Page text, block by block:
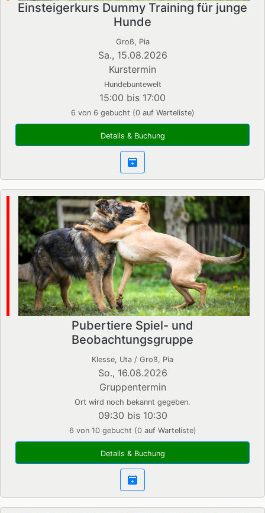
Einsteigerkurs Dummy Training für junge
Hunde
Groß, Pia
Sa., 15.08.2026
Kurstermin
Hundebuntewelt
15:00 bis 17:00
6 von 6 gebucht (0 auf Warteliste)
Details & Buchung
Pubertiere Spiel- und
Beobachtungsgruppe
Klesse, Uta / Groß, Pia
So., 16.08.2026
Gruppentermin
Ort wird noch bekannt gegeben.
09:30 bis 10:30
6 von 10 gebucht (0 auf Warteliste)
Details & Buchung